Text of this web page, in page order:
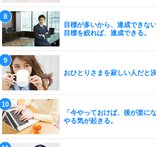
目標が多いから、達成できない
目標を絞れば、達成できる。
おひとりさまを寂しい人だと
「今やっておけば、後が楽に
やる気が起きる。